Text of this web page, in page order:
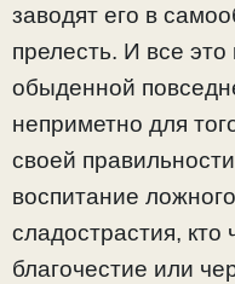
заводят его в
прелесть. И все
обыденной
неприметно для
своей
воспитание
сладострастия,
благочестие или